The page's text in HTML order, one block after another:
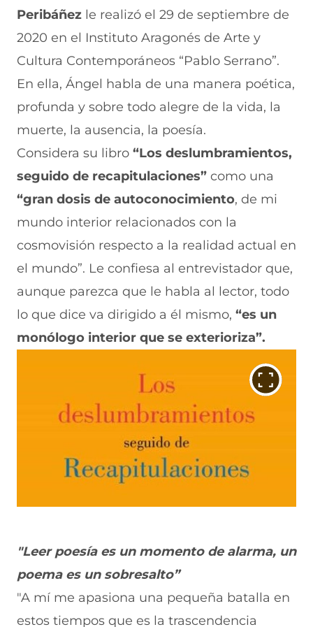
Peribáñez le realizó el 29 de septiembre de
2020 en el Instituto Aragonés de Arte y
Cultura Contemporáneos “Pablo Serrano”.
En ella, Ángel habla de una manera poética,
profunda y sobre todo alegre de la vida, la
muerte, la ausencia, la poesía.
Considera su libro “Los deslumbramientos,
seguido de recapitulaciones” como una
“gran dosis de autoconocimiento, de mi
mundo interior relacionados con la
cosmovisión respecto a la realidad actual en
el mundo”. Le confiesa al entrevistador que,
aunque parezca que le habla al lector, todo
lo que dice va dirigido a él mismo, “es un
monólogo interior que se exterioriza”.
"Leer poesía es un momento de alarma, un
poema es un sobresalto”
"A mí me apasiona una pequeña batalla en
estos tiempos que es la trascendencia